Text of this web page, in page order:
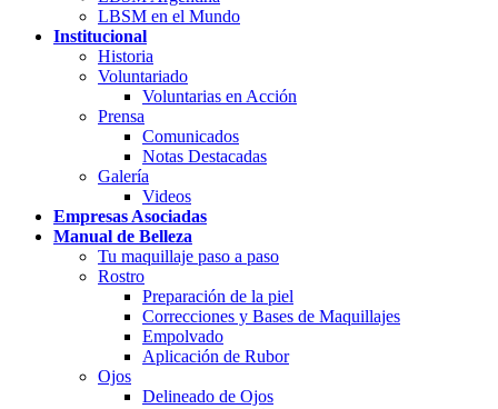
LBSM en el Mundo
Institucional
Historia
Voluntariado
Voluntarias en Acción
Prensa
Comunicados
Notas Destacadas
Galería
Videos
Empresas Asociadas
Manual de Belleza
Tu maquillaje paso a paso
Rostro
Preparación de la piel
Correcciones y Bases de Maquillajes
Empolvado
Aplicación de Rubor
Ojos
Delineado de Ojos